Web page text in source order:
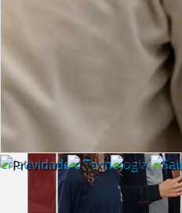
Criatividade e Tecnologia |